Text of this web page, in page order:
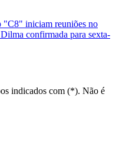
"C8" iniciam reuniões no
confirmada para sexta-
indicados com (*). Não é